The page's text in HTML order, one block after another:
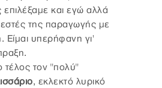
επιλέξαμε και εγώ αλλά
της παραγωγής με
Είμαι υπερήφανη γι'
τέλος τον "πολύ"
, εκλεκτό λυρικό